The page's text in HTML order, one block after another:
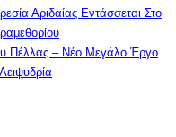
Αριδαίας Εντάσσεται Στο
Πέλλας – Νέο Μεγάλο Έργο